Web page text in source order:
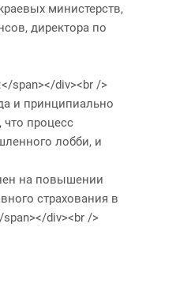
министерств,
директора по
span></div><br />
и принципиально
процесс
лобби, и
на повышении
страхования в
div><br />